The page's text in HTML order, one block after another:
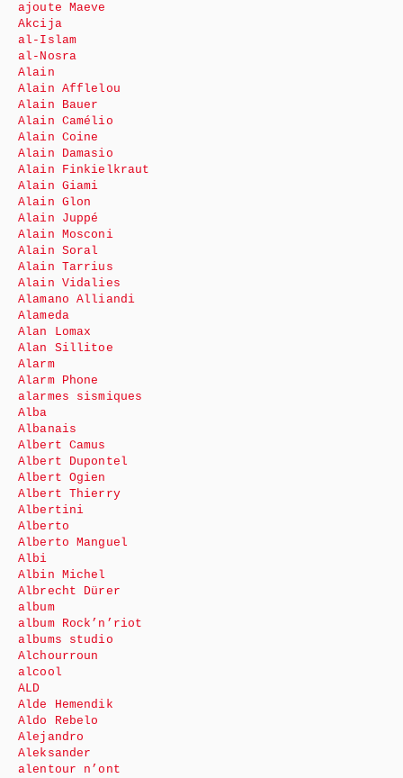
ajoute Maeve
Akcija
al-Islam
al-Nosra
Alain
Alain Afflelou
Alain Bauer
Alain Camélio
Alain Coine
Alain Damasio
Alain Finkielkraut
Alain Giami
Alain Glon
Alain Juppé
Alain Mosconi
Alain Soral
Alain Tarrius
Alain Vidalies
Alamano Alliandi
Alameda
Alan Lomax
Alan Sillitoe
Alarm
Alarm Phone
alarmes sismiques
Alba
Albanais
Albert Camus
Albert Dupontel
Albert Ogien
Albert Thierry
Albertini
Alberto
Alberto Manguel
Albi
Albin Michel
Albrecht Dürer
album
album Rock’n’riot
albums studio
Alchourroun
alcool
ALD
Alde Hemendik
Aldo Rebelo
Alejandro
Aleksander
alentour n’ont